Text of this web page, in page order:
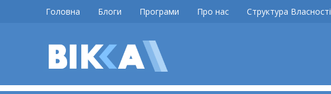
Головна Блоги Програми Про нас Структура Власності